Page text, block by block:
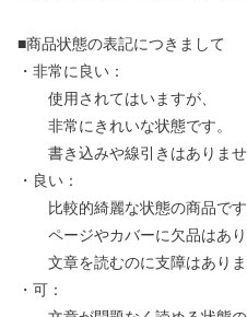
■商品状態の表記につきまして
・非常に良い：
使用されてはいますが、
非常にきれいな状態です。
書き込みや線引きはありませ
・良い：
比較的綺麗な状態の商品です
ページやカバーに欠品はあり
文章を読むのに支障はありま
・可：